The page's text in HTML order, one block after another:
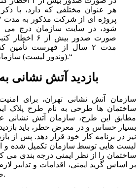
هر عنوان مختلفی که دارد، با
شود، در سایت سازمان درج می
صورت صدور بیش
مدت ۲ سال از فهرست تأمین
(وندور لیست) سازمان حذف خواهد شد.“
بازدید آتش نشانی
سازمان آتش نشانی تهران، برای
ساختمان ها طرحی به نام طرح پلاک
مطابق این طرح، سازمان آتش نشانی
بسیار حساس و در معرض خطر، باید بازدید
نیز در برنامه کار خود قرار دهد. پس از
لیست هایی توسط سازمان تکمیل شده و
ساختمان را از نظر ایمنی درجه بندی می
بر اساس گرید ایمنی، اقدامات و تدابیر
صاحب ملک ارائه می دهد.